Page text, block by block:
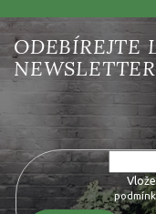
Vložte svůj e-mail a my
produktech na našem e-